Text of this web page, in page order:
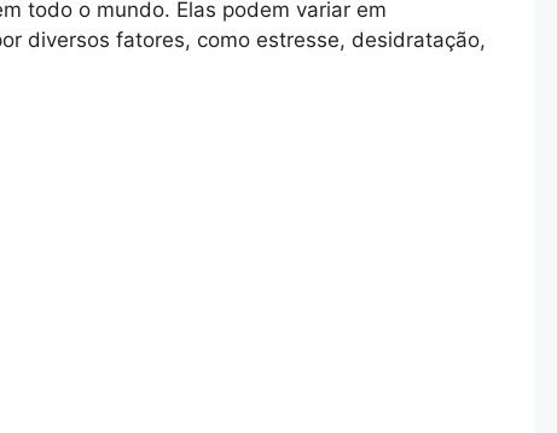
todo o mundo. Elas podem variar em
diversos fatores, como estresse, desidratação,